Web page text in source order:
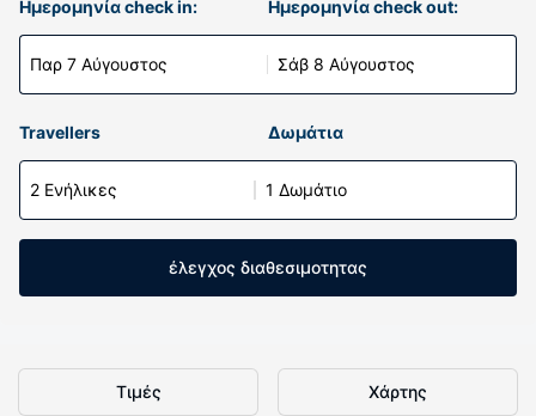
Ημερομηνία check in:
Παρ 7 Αύγουστος
Ημερομηνία check out:
Σάβ 8 Αύγουστος
Travellers Δωμάτια
2 Ενήλικες 1 Δωμάτιο
έλεγχος διαθεσιμοτητας
Τιμές Χάρτης